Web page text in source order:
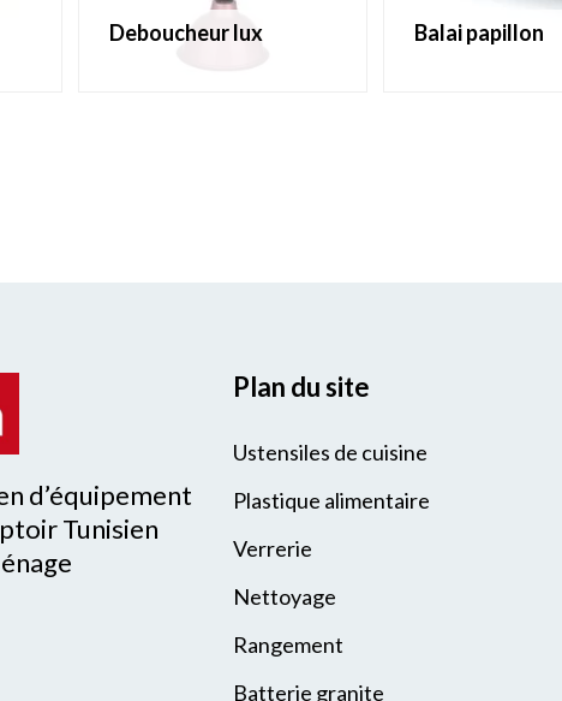
deboucheur lux balai papillon
d’équipement
Tunisien
Plan du site
Ustensiles de cuisine
Plastique alimentaire
Verrerie
Nettoyage
Rangement
Batterie granite